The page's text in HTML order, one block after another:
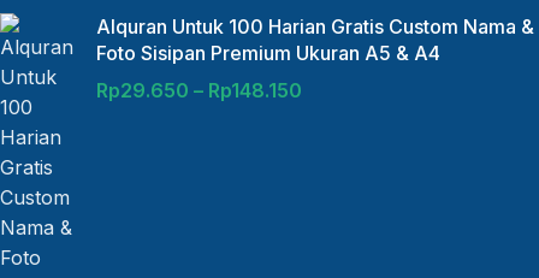
Alquran Untuk 100 Harian Gratis Custom Nama &
Foto Sisipan Premium Ukuran A5 & A4
Rp29.650 – Rp148.150